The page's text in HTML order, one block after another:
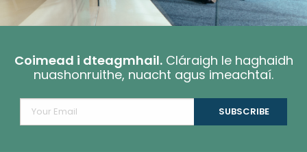
Coimead i dteagmhail.Cláraigh le haghaidh
nuashonruithe, nuacht agus imeachtaí.